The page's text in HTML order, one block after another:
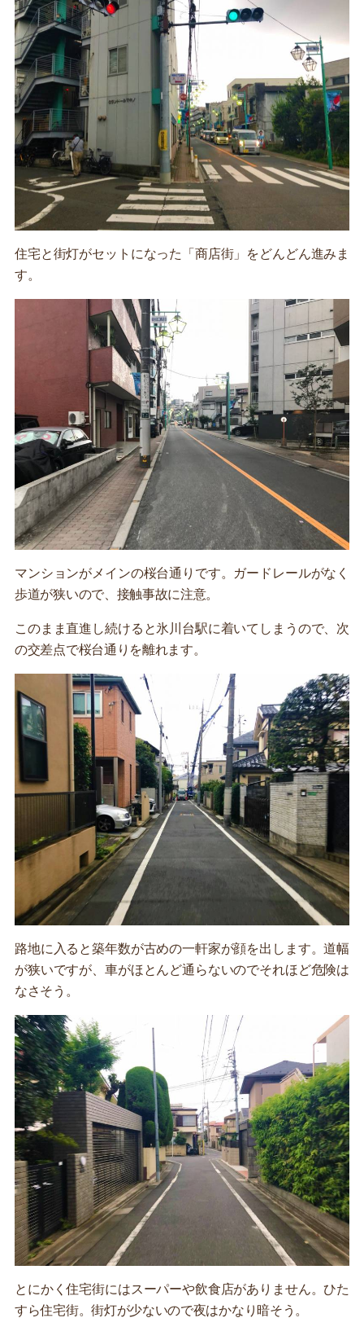
住宅と街灯がセットになった「商店街」をどんどん進みま
す。
マンションがメインの桜台通りです。ガードレールがなく
歩道が狭いので、接触事故に注意。
このまま直進し続けると氷川台駅に着いてしまうので、次
の交差点で桜台通りを離れます。
路地に入ると築年数が古めの一軒家が顔を出します。道幅
が狭いですが、車がほとんど通らないのでそれほど危険は
なさそう。
とにかく住宅街にはスーパーや飲食店がありません。ひた
すら住宅街。街灯が少ないので夜はかなり暗そう。